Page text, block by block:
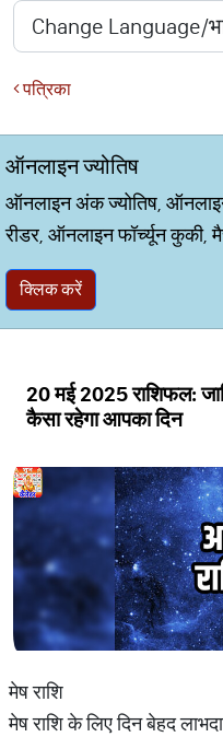
पत्रिका
ऑनलाइन ज्योतिष
ऑनलाइन अंक ज्योतिष,
रीडर, ऑनलाइन फॉर्च्यून कुकी,
क्लिक करें
20 मई 2025 राशिफल:
कैसा रहेगा आपका दिन
मेष राशि
मेष राशि के लिए दिन बेहद